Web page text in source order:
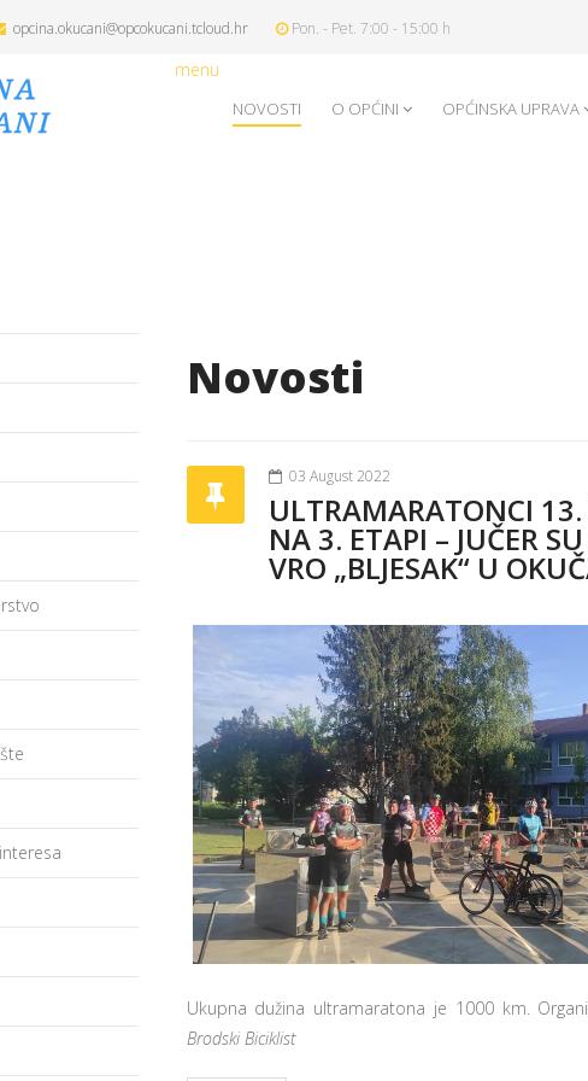
opcina.okucani@opcokucani.tcloud.hr Pon. - Pet. 7:00 - 15:00 h
menu
NOVOSTI O OPĆINI OPĆINSKA UPRAVA
Novosti
03 August 2022
ULTRAMARATONCI
NA 3. ETAPI – JUČER
VRO „BLJESAK“ U
Ukupna dužina ultramaratona je 1000 km.
Brodski Biciklist